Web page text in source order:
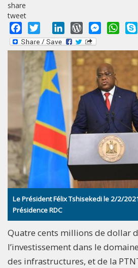
share
tweet
Facebook
Twitter LinkedInWordPressMessenger
Le Président Félix Tshisekedi le 2/2/
Présidence RDC
Quatre cents millions de dollar
l’investissement dans le
des infrastructures, et de la